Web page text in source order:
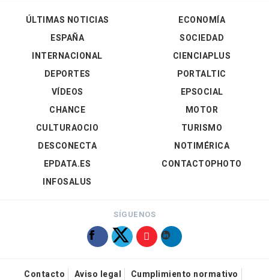
ÚLTIMAS NOTICIAS
ESPAÑA
INTERNACIONAL
DEPORTES
VÍDEOS
ECONOMÍA
SOCIEDAD
CIENCIAPLUS
PORTALTIC
EPSOCIAL
CHANCE
CULTURAOCIO
DESCONECTA
EPDATA.ES
INFOSALUS
MOTOR
TURISMO
NOTIMÉRICA
CONTACTOPHOTO
SÍGUENOS
Contacto Aviso legal Cumplimiento normativo